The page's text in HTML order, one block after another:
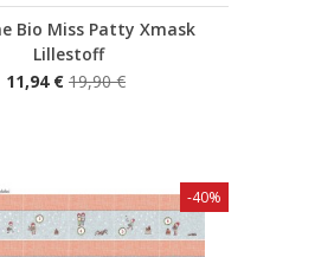
Bio Miss Patty Xmask
Lillestoff
11,94 € 19,90 €
-40%